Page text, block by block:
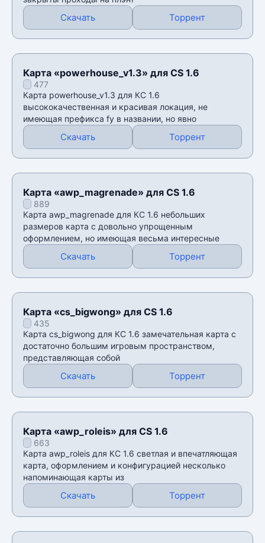
Скачать Торрент
Карта «powerhouse_v1.3» для CS 1.6
477
Карта powerhouse_v1.3 для КС 1.6
высококачественная и красивая локация, не
имеющая префикса fy в названии, но явно
Скачать Торрент
Карта «awp_magrenade» для CS 1.6
889
Карта awp_magrenade для КС 1.6 небольших
размеров карта с довольно упрощенным
оформлением, но имеющая весьма интересные
Скачать Торрент
Карта «cs_bigwong» для CS 1.6
435
Карта cs_bigwong для КС 1.6 замечательная карта с
достаточно большим игровым пространством,
представляющая собой
Скачать Торрент
Карта «awp_roleis» для CS 1.6
663
Карта awp_roleis для КС 1.6 светлая и впечатляющая
карта, оформлением и конфигурацией несколько
напоминающая карты из
Скачать Торрент